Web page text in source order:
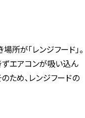
所が「レンジフード」。
ずエアコンが吸い込ん
ため、レンジフードの